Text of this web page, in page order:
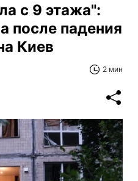
с 9 этажа":
после падения
Киев
2 мин